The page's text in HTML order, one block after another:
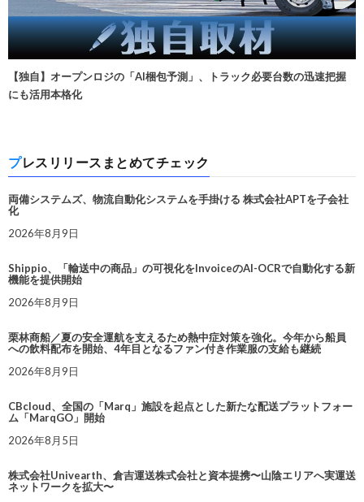
【独自】オープンロジの「AI梱包予測」、トラック必要台数の迅速把握
にも活用本格化
プレスリリースまとめてチェック
両備システムズ、物流自動化システムを手掛ける 株式会社APTを子会社
化
2026年8月9日
Shippio、「輸送中の商品」の可視化をInvoiceのAI-OCRで自動化する新
機能を提供開始
2026年8月9日
栗林商船／夏の安全運航を支えるため熱中症対策を強化。今年から船員
への飲料配布を開始、4年目となるファン付き作業服の支給も継続
2026年8月9日
CBcloud、全国の「Marq」施設を起点とした新たな配送プラットフォー
ム「MarqGO」開始
2026年8月5日
株式会社Univearth、倉吉運送株式会社と資本提携〜山陰エリアへ実運送
ネットワークを拡大〜